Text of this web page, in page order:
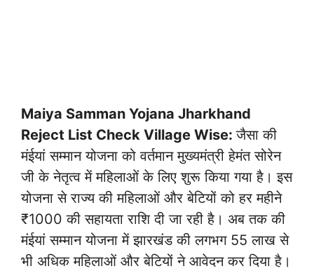
Maiya Samman Yojana Jharkhand
Reject List Check Village Wise:जैसा की
मंईयां सम्मान योजना को वर्तमान मुख्यमंत्री हेमंत सोरेन
जी के नेतृत्व में महिलाओं के लिए शुरू किया गया है। इस
योजना से राज्य की महिलाओं और बेटियों को हर महीने
₹1000 की सहायता राशि दी जा रही है। अब तक की
मंईयां सम्मान योजना में झारखंड की लगभग 55 लाख से
भी अधिक महिलाओं और बेटियों ने आवेदन कर दिया है।